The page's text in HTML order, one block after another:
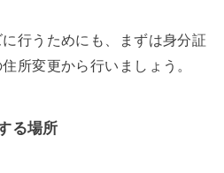
行うためにも、まずは身分証
所変更から行いましょう。
る場所